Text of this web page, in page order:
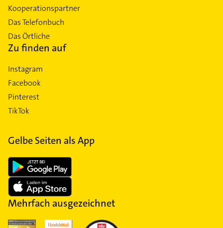
Kooperationspartner
Das Telefonbuch
Das Örtliche
Zu finden auf
Instagram
Facebook
Pinterest
TikTok
Gelbe Seiten als App
Mehrfach ausgezeichnet